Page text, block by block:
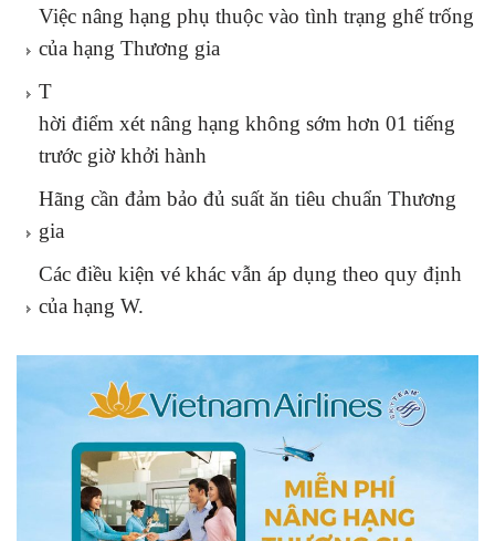
Việc nâng hạng phụ thuộc vào tình trạng ghế trống
của hạng Thương gia
T
hời điểm xét nâng hạng không sớm hơn 01 tiếng
trước giờ khởi hành
Hãng cần đảm bảo đủ suất ăn tiêu chuẩn Thương
gia
Các điều kiện vé khác vẫn áp dụng theo quy định
của hạng W.